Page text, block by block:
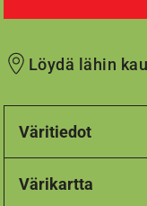
Löydä lähin
Väritiedot
Värikartta